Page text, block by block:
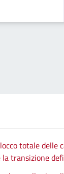
totale
transizione